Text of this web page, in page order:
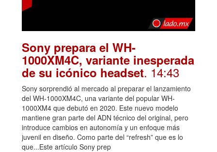
Sony prepara el WH-
1000XM4C, variante inesperada
de su icónico headset. 14:43
Sony sorprendió al mercado al preparar el lanzamiento
del WH-1000XM4C, una variante del popular WH-
1000XM4 que debutó en 2020. Este nuevo modelo
mantiene gran parte del ADN técnico del original, pero
introduce cambios en autonomía y un enfoque más
juvenil en diseño. Como parte del “refresh” que es lo
que...Este artículo Sony prep